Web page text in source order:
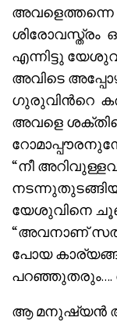
ശിരോവസ്ത്രം
എന്നിട്ടു
അവിടെ
ഗുരുവിൻറെ
അവളെ
“നീ
യേശുവിനെ
“അവനാണ്
പോയ
പറഞ്ഞുതരും….
ആ മനുഷ്യൻ